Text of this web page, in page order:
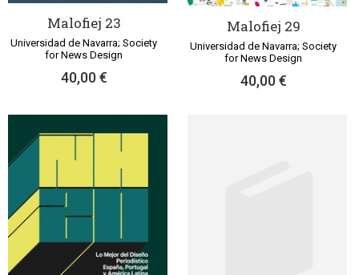
Malofiej 23
Universidad de Navarra; Society
for News Design
40,00 €
Malofiej 29
Universidad de Navarra; Society
for News Design
40,00 €